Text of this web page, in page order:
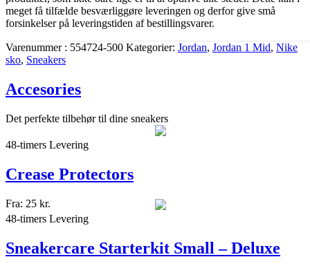
meget få tilfælde besværliggøre leveringen og derfor give små
forsinkelser på leveringstiden af bestillingsvarer.
Varenummer 554724-500 Kategorier Jordan, Jordan 1 Mid, Nike
sko, Sneakers
Accesories
Det perfekte tilbehør til dine sneakers
48-timers Levering
Crease Protectors
Fra: 25 kr.
48-timers Levering
Sneakercare Starterkit Small – Deluxe